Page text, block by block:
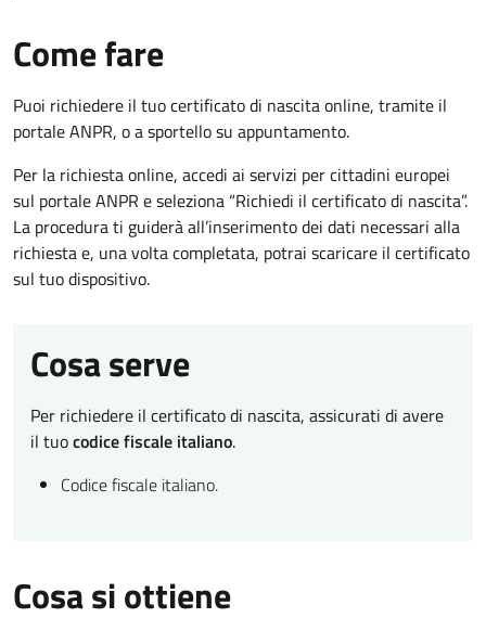
Come fare
Puoi richiedere il tuo certificato di nascita online, tramite il
portale ANPR, o a sportello su appuntamento.
Per la richiesta online, accedi ai servizi per cittadini europei
sul portale ANPR e seleziona “Richiedi il certificato di nascita”.
La procedura ti guiderà all’inserimento dei dati necessari alla
richiesta e, una volta completata, potrai scaricare il certificato
sul tuo dispositivo.
Cosa serve
Per richiedere il certificato di nascita, assicurati di avere
il tuocodice fiscale italiano.
Codice fiscale italiano.
Cosa si ottiene